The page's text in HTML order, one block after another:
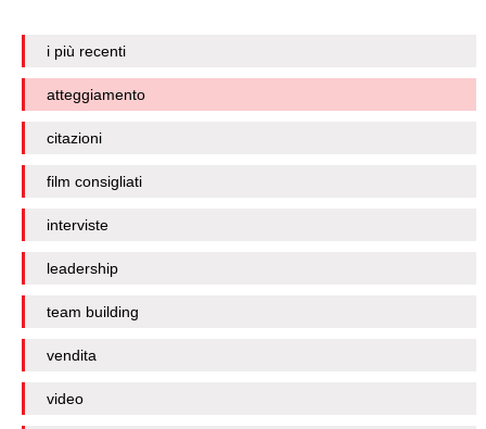
i più recenti
atteggiamento
citazioni
film consigliati
interviste
leadership
team building
vendita
video